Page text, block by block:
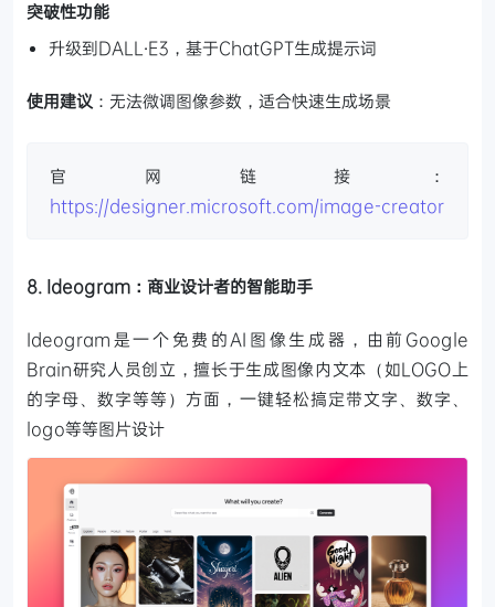
突破性功能
升级到DALL·E3，基于ChatGPT生成提示词
使用建议 ：无法微调图像参数，适合快速生成场景
官网链接：
https://designer.microsoft.com/image-creator
8. Ideogram：商业设计者的智能助手
Ideogram是一个免费的AI图像生成器，由前Google
Brain研究人员创立，擅长于生成图像内文本（如LOGO上
的字母、数字等等）方面，一键轻松搞定带文字、数字、
logo等等图片设计